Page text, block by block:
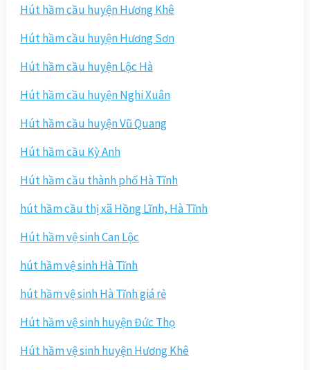
Hút hầm cầu huyện Hương Khê
Hút hầm cầu huyện Hương Sơn
Hút hầm cầu huyện Lộc Hà
Hút hầm cầu huyện Nghi Xuân
Hút hầm cầu huyện Vũ Quang
Hút hầm cầu Kỳ Anh
Hút hầm cầu thành phố Hà Tĩnh
hút hầm cầu thị xã Hồng Lĩnh, Hà Tĩnh
Hút hầm vệ sinh Can Lộc
hút hầm vệ sinh Hà Tĩnh
hút hầm vệ sinh Hà Tĩnh giá rẻ
Hút hầm vệ sinh huyện Đức Thọ
Hút hầm vệ sinh huyện Hương Khê